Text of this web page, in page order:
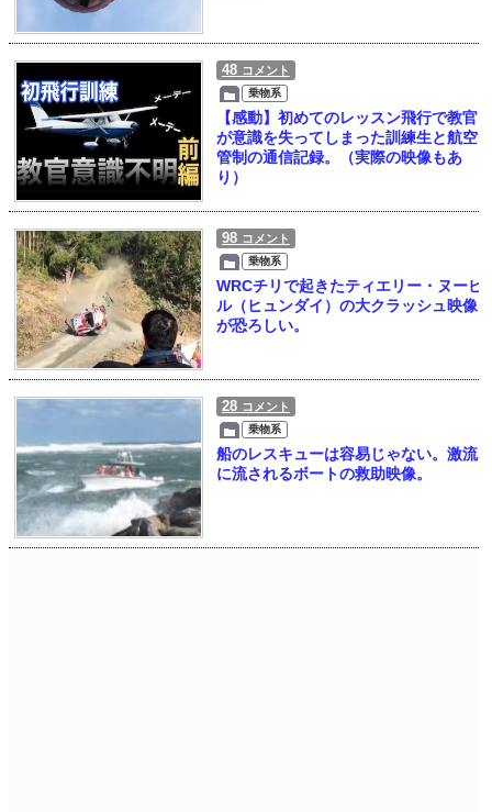
48 コメント
乗物系
【感動】初めてのレッスン飛行で教官
が意識を失ってしまった訓練生と航空
管制の通信記録。（実際の映像もあ
り）
98 コメント
乗物系
WRCチリで起きたティエリー・ヌービ
ル（ヒュンダイ）の大クラッシュ映像
が恐ろしい。
28 コメント
乗物系
船のレスキューは容易じゃない。激流
に流されるボートの救助映像。